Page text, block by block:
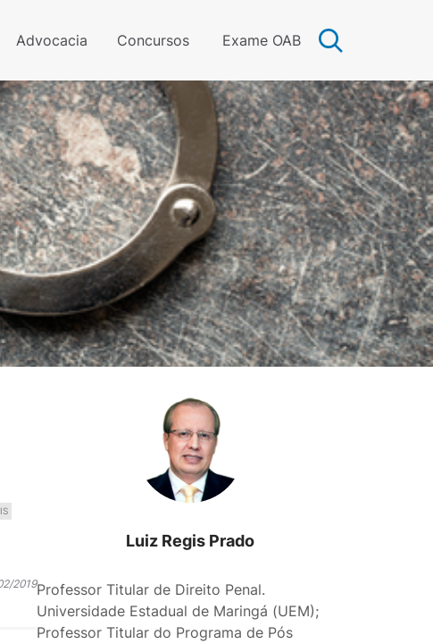
Advocacia Concursos Exame OAB
2019
Luiz Regis Prado
Professor Titular de Direito Penal.
Universidade Estadual de Maringá (UEM);
Professor Titular do Programa de Pós